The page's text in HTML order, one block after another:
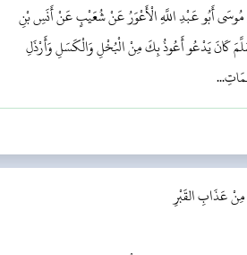
أَبُو عَبْدِ اللَّهِ الْأَعْوَرُ عَنْ شُعَيْبٍ عَنْ أَنَسِ بْنِ
كَانَ يَدْعُو أَعُوذُ بِكَ مِنْ الْبُخْلِ وَالْكَسَلِ وَأَرْذَلِ
مِنْ عَذَابِ القَبْرِ